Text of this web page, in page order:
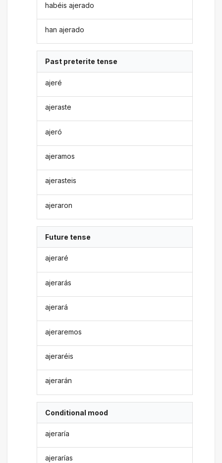
habéis ajerado
han ajerado
Past preterite tense
ajeré
ajeraste
ajeró
ajeramos
ajerasteis
ajeraron
Future tense
ajeraré
ajerarás
ajerará
ajeraremos
ajeraréis
ajerarán
Conditional mood
ajeraría
ajerarías